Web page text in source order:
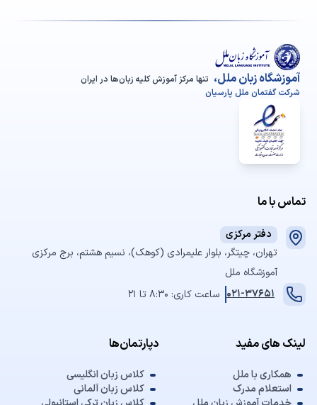
آموزشگاه زبان ملل، تنها مرکز آموزش کلیه زبان‌ها در ایران
شرکت گفتمان ملل پارسیان
تماس با ما
دفتر مرکزی
تهران، چیتگر، بلوار علیمرادی (کوهک)، نسیم هشتم، برج مرکزی
آموزشگاه ملل
021-37651 ساعت کاری: 8:30 تا 21
لینک های مفید
همکاری با ملل
استعلام مدرک
دپارتمان‌ها
کلاس زبان انگلیسی
کلاس زبان آلمانی